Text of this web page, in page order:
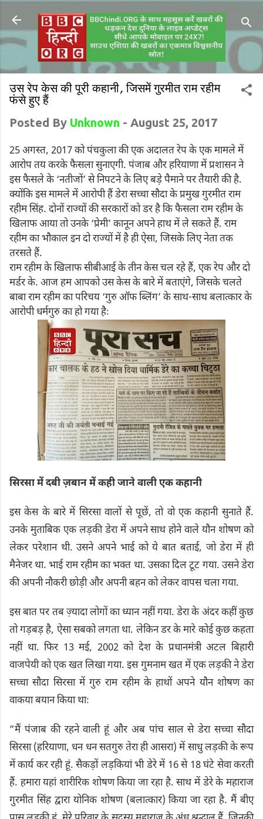
उस रेप केस की पूरी कहानी, जिसमें गुरमीत राम रहीम
फंसे हुए हैं
Posted By Unknown - August 25, 2017
25 अगस्त, 2017 को पंचकुला की एक अदालत रेप के एक मामले में
आरोप तय करके फैसला सुनाएगी. पंजाब और हरियाणा में प्रशासन ने
इस फैसले के ‘नतीजों’ से निपटने के लिए बड़े पैमाने पर तैयारी की है.
क्योंकि इस मामले में आरोपी हैं डेरा सच्चा सौदा के प्रमुख गुरमीत राम
रहीम सिंह. दोनों राज्यों की सरकारों को डर है कि फैसला राम रहीम के
खिलाफ आया तो उनके ‘प्रेमी’ कानून अपने हाथ में ले सकते हैं. राम
रहीम का भौकाल इन दो राज्यों में है ही ऐसा, जिसके लिए नेता तक
तरसते हैं.
राम रहीम के खिलाफ सीबीआई के तीन केस चल रहे हैं, एक रेप और दो
मर्डर के. आज हम आपको उस केस के बारे में बताएंगे, जिसके चलते
बाबा राम रहीम का परिचय ‘गुरु ऑफ ब्लिंग’ के साथ-साथ बलात्कार के
आरोपी धर्मगुरु का हो गया हैः
सिरसा में दबी ज़बान में कही जाने वाली एक कहानी
इस केस के बारे में सिरसा वालों से पूछें, तो वो एक कहानी सुनाते हैं.
उनके मुताबिक एक लड़की डेरा में अपने साथ होने वाले यौन शोषण को
लेकर परेशान थी. उसने अपने भाई को ये बात बताई, जो डेरा में ही
मैनेजर था. भाई राम रहीम का भक्त था. उसका दिल टूट गया. उसने डेरा
की अपनी नौकरी छोड़ी और अपनी बहन को लेकर वापस चला गया.
इस बात पर तब ज़्यादा लोगों का ध्यान नहीं गया. डेरा के अंदर कहीं कुछ
तो गड़बड़ है, ऐसा सबको लगता था. लेकिन डर के मारे कोई कुछ कहता
नहीं था. फिर 13 मई, 2002 को देश के प्रधानमंत्री अटल बिहारी
वाजपेयी को एक खत लिखा गया. इस गुमनाम खत में एक लड़की ने डेरा
सच्चा सौदा सिरसा में गुरु राम रहीम के हाथों अपने यौन शोषण का
वाकया बयान किया थाः
”मैं पंजाब की रहने वाली हूं और अब पांच साल से डेरा सच्चा सौदा
सिरसा (हरियाणा, धन धन सतगुरु तेरा ही आसरा) में साधु लड़की के रूप
में कार्य कर रही हूं. सैकड़ों लड़कियां भी डेरे में 16 से 18 घंटे सेवा करती
हैं. हमारा यहां शारीरिक शोषण किया जा रहा है. साथ में डेरे के महाराज
गुरमीत सिंह द्वारा योनिक शोषण (बलात्कार) किया जा रहा है. मैं बीए